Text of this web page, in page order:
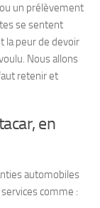
un prélèvement
se sentent
la peur de devoir
Nous allons
retenir et
en
automobiles
comme :